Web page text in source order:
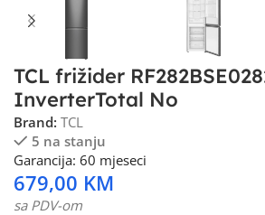
TCL frižider
InverterTotal No
Brand: TCL
5 na stanju
Garancija: 60 mjeseci
679,00 KM
sa PDV-om